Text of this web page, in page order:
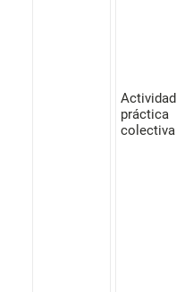
Actividad
práctica
colectiva